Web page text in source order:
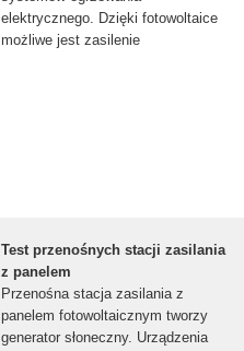
elektrycznego. Dzięki fotowoltaice
możliwe jest zasilenie
Test przenośnych stacji zasilania
z panelem
Przenośna stacja zasilania z
panelem fotowoltaicznym tworzy
generator słoneczny. Urządzenia